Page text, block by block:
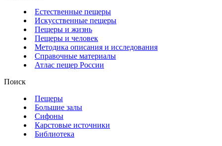
Естественные пещеры
Искусственные пещеры
Пещеры и жизнь
Пещеры и человек
Методика описания и исследования
Справочные материалы
Атлас пещер России
Поиск
Пещеры
Большие залы
Сифоны
Карстовые источники
Библиотека